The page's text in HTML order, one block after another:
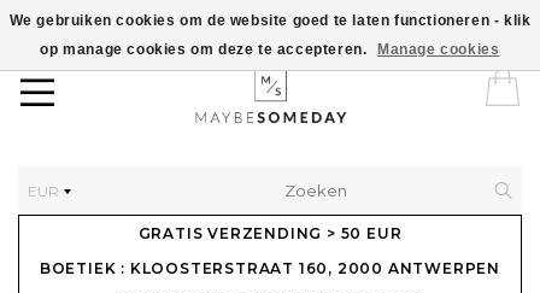
EUR
GRATIS VERZENDING > 50 EUR
BOETIEK : KLOOSTERSTRAAT 160, 2000 ANTWERPEN
We gebruiken cookies om de website goed te laten functioneren - klik
op manage cookies om deze te accepteren.
Manage cookies